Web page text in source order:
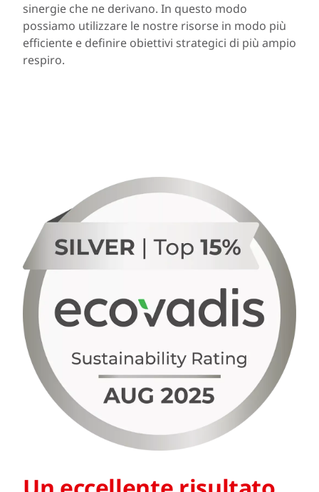
sinergie che ne derivano. In questo modo
possiamo utilizzare le nostre risorse in modo più
efficiente e definire obiettivi strategici di più ampio
respiro.